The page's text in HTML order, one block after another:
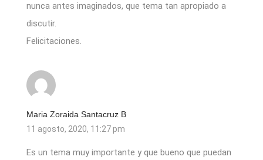
nunca antes imaginados, que tema tan apropiado a
discutir.
Felicitaciones.
Maria Zoraida Santacruz B
11 agosto, 2020, 11:27 pm
Es un tema muy importante y que bueno que puedan